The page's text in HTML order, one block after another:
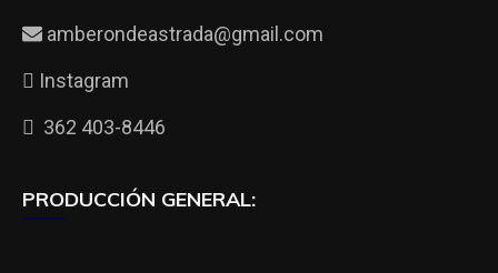
amberondeastrada@gmail.com
Instagram
362 403-8446
PRODUCCIÓN GENERAL: